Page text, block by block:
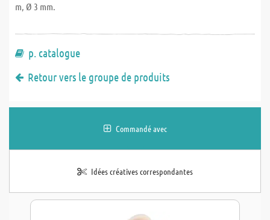
m, Ø 3 mm.
p. catalogue
Retour vers le groupe de produits
Commandé avec
Idées créatives correspondantes